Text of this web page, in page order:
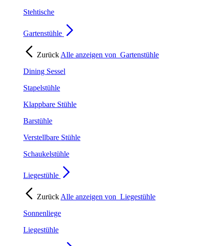
Stehtische
Gartenstühle
Zurück Alle anzeigen von Gartenstühle
Dining Sessel
Stapelstühle
Klappbare Stühle
Barstühle
Verstellbare Stühle
Schaukelstühle
Liegestühle
Zurück Alle anzeigen von Liegestühle
Sonnenliege
Liegestühle